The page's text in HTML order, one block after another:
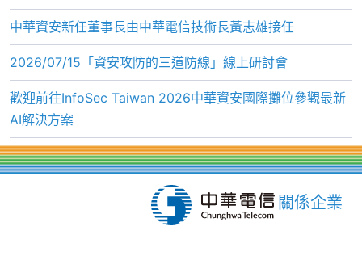
中華資安新任董事長由中華電信技術長黃志雄接任
2026/07/15「資安攻防的三道防線」線上研討會
歡迎前往InfoSec Taiwan 2026中華資安國際攤位參觀最新
AI解決方案
關係企業